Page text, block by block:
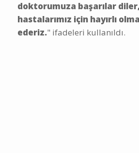
doktorumuza başarılar
hastalarımız için hayırlı
ederiz." ifadeleri kullanıldı.